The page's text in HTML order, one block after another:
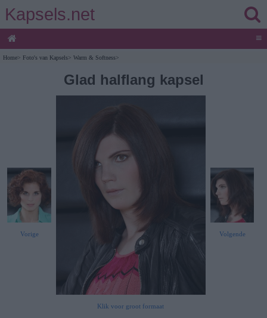
Kapsels.net
≡
Home> Foto's van Kapsels> Warm & Softness>
Glad halflang kapsel
Vorige
Klik voor groot formaat
Volgende